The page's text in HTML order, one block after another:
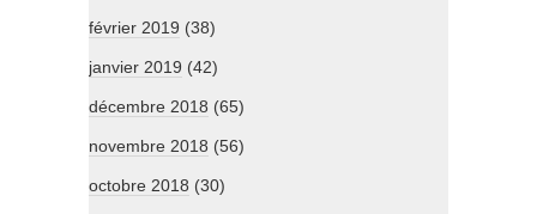
février 2019 (38)
janvier 2019 (42)
décembre 2018 (65)
novembre 2018 (56)
octobre 2018 (30)